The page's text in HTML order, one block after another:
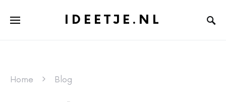
IDEETJE.NL
Home Blog